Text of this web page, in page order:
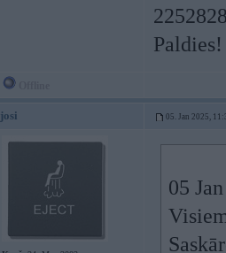
Paldies!
josi 05. Jan 2025,
05